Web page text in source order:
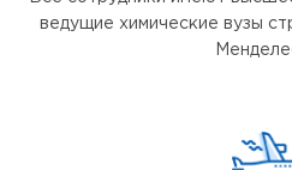
ведущие химические вузы